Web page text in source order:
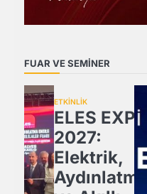
FUAR VE SEMİNER
ETKİNLİK
ELES EXPO
2027:
Elektrik,
Aydınlatma